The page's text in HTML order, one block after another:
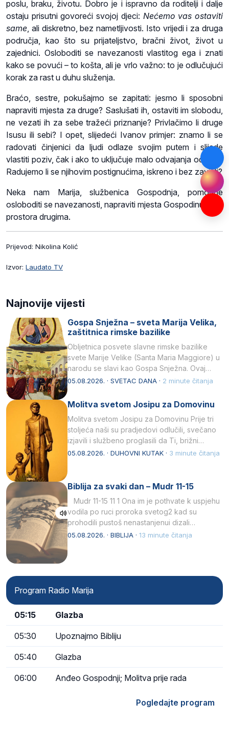
poslu, braku, životu. Dobro je i ispravno da roditelji i dalje
ostaju prisutni govoreći svojoj djeci: Nećemo vas ostaviti
same , ali diskretno, bez nametljivosti. Isto vrijedi i za druga
područja, kao što su prijateljstvo, bračni život, život u
zajednici. Osloboditi se navezanosti vlastitog ega i znati
kako se povući – to košta, ali je vrlo važno: to je odlučujući
korak za rast u duhu služenja.
Braćo, sestre, pokušajmo se zapitati: jesmo li sposobni
napraviti mjesta za druge? Saslušati ih, ostaviti im slobodu,
ne vezati ih za sebe tražeći priznanje? Privlačimo li druge
Isusu ili sebi? I opet, slijedeći Ivanov primjer: znamo li se
radovati činjenici da ljudi odlaze svojim putem i slijede
vlastiti poziv, čak i ako to uključuje malo odvajanja od nas?
Radujemo li se njihovim postignućima, iskreno i bez zavisti?
Neka nam Marija, službenica Gospodnja, pomogne
osloboditi se navezanosti, napraviti mjesta Gospodinu i dati
prostora drugima.
Prijevod: Nikolina Kolić
Izvor: Laudato TV
Najnovije vijesti
Gospa Snježna – sveta Marija Velika,
zaštitnica rimske bazilike
Obljetnica posvete slavne rimske bazilike
svete Marije Velike (Santa Maria Maggiore) u
narodu se slavi kao Gospa Snježna. Ovaj
naziv, Sancta Maria…
05.08.2026. · SVETAC DANA · 2 minute čitanja
Molitva svetom Josipu za Domovinu
Molitva svetom Josipu za Domovinu Prije tri
stoljeća naši su pradjedovi odlučili, svečano
izjavili i službeno proglasili da Ti, brižni
Poočime Isusov,…
05.08.2026. · DUHOVNI KUTAK · 3 minute čitanja
Biblija za svaki dan – Mudr 11-15
Mudr 11-15 11 1 Ona im je pothvate k uspjehu
vodila po ruci proroka svetog2 kad su
prohodili pustoš nenastanjenui dizali…
05.08.2026. · BIBLIJA · 13 minute čitanja
Program Radio Marija
05:15 Glazba
05:30 Upoznajmo Bibliju
05:40 Glazba
06:00 Anđeo Gospodnji; Molitva prije rada
Pogledajte program